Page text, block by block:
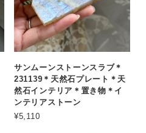
サンムーンストーンスラブ＊
231139＊天然石プレート＊天
然石インテリア＊置き物＊イ
ンテリアストーン
¥5,110